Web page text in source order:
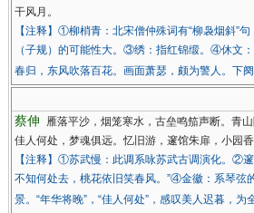
干风月。
【注释】①柳梢青：北宋僧仲殊词有“柳袅烟斜”
（子规）的可能性大。③绣：指红锦缎。④休文
春归，东风吹落百花。画面萧瑟，颇为警人。下
蔡伸
雁落平沙，烟笼寒水，古垒鸣笳声断。青
佳人何处，梦魂俱远。忆旧游，邃馆朱扉，小园
【注释】①苏武慢：此调系咏苏武古调演化。②
不知何处去，桃花依旧笑春风。”④金徽：系琴弦
景。“年华将晚”，“佳人何处”，感叹美人迟暮，